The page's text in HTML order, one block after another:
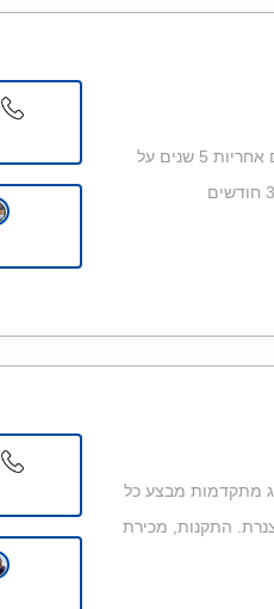
מכירה התקנה ושרות תיקונים אחריות 5 שנים על
מתקדמות מבצע כל
צנרת. התקנות, מכירת